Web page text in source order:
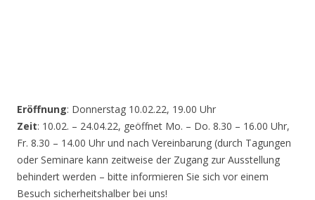
Eröffnung: Donnerstag 10.02.22, 19.00 Uhr
Zeit: 10.02. – 24.04.22, geöffnet Mo. – Do. 8.30 – 16.00 Uhr,
Fr. 8.30 – 14.00 Uhr und nach Vereinbarung (durch Tagungen
oder Seminare kann zeitweise der Zugang zur Ausstellung
behindert werden – bitte informieren Sie sich vor einem
Besuch sicherheitshalber bei uns!